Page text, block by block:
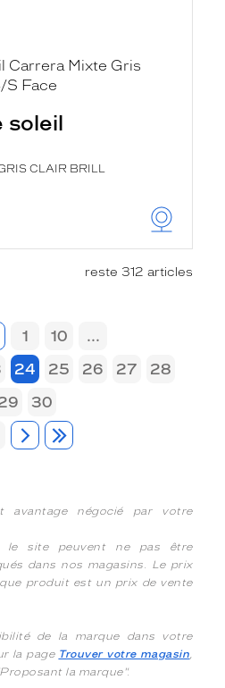
soleil
CLAIR BRILL
reste 312 articles
1 10
...
24 25 26 27
28
30
avantage négocié par votre
le site peuvent ne pas être
dans nos magasins. Le prix
produit est un prix de vente
de la marque dans votre
la page Trouver votre magasin,
la marque".